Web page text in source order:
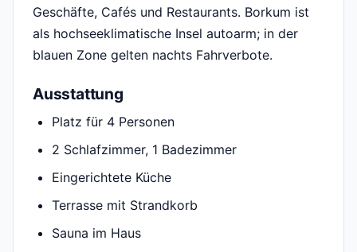
Geschäfte, Cafés und Restaurants. Borkum ist
als hochseeklimatische Insel autoarm; in der
blauen Zone gelten nachts Fahrverbote.
Ausstattung
Platz für 4 Personen
2 Schlafzimmer, 1 Badezimmer
Eingerichtete Küche
Terrasse mit Strandkorb
Sauna im Haus